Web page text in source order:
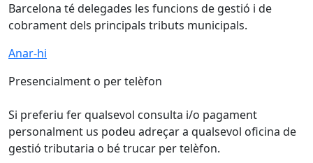
Barcelona té delegades les funcions de gestió i de
cobrament dels principals tributs municipals.
Anar-hi
Presencialment o per telèfon
Si preferiu fer qualsevol consulta i/o pagament
personalment us podeu adreçar a qualsevol oficina de
gestió tributaria o bé trucar per telèfon.